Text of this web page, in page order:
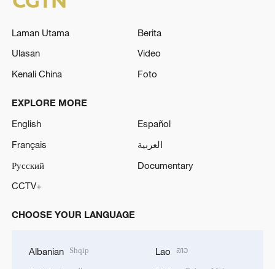
Laman Utama
Berita
Ulasan
Video
Kenali China
Foto
EXPLORE MORE
English
Español
Français
العربية
Русский
Documentary
CCTV+
CHOOSE YOUR LANGUAGE
Albanian Shqip Lao ລາວ